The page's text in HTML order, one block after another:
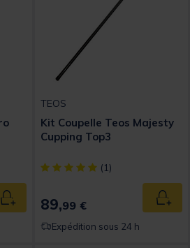
Ajouter au panier
TEOS
Kit Coupelle Teos Majesty
Cupping Top3
[object Object] out of 5
(1)
89,99 €
Expédition sous 24 h